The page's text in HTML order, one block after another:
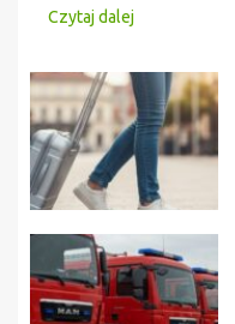
Czytaj dalej